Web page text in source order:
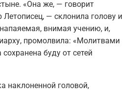
«Она же, — говорит
— склонила голову и
внимая учению, и,
промолвила: «Молитвами
буду от сетей
наклоненной головой,